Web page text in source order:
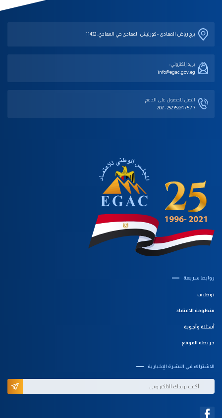
برج رياض المعادى - كورنيش المعادى حي المعادي، 11432
بريد إلكتروني:
info@egac.gov.eg
اتصل للحصول على الدعم‎
202 - 25275224 / 5 / 7
روابط سريعة‎
توظيف
منظومة الاعتماد
أسئلة وأجوبة
خريطة الموقع
الاشتراك في النشرة الإخبارية